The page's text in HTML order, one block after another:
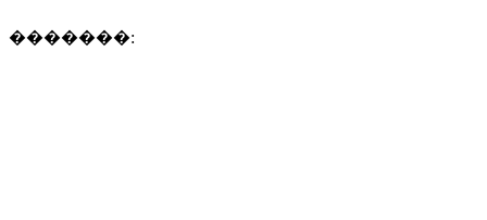
�������: